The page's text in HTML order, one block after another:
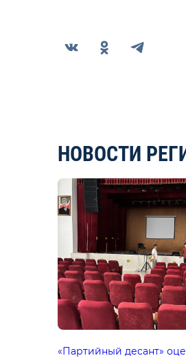
НОВОСТИ
«Партийный десант»